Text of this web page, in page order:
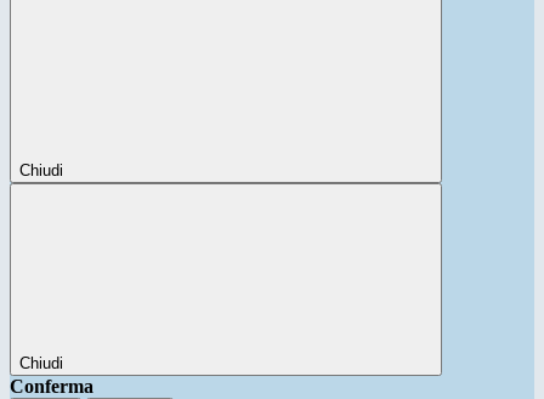
Chiudi
Chiudi
Conferma